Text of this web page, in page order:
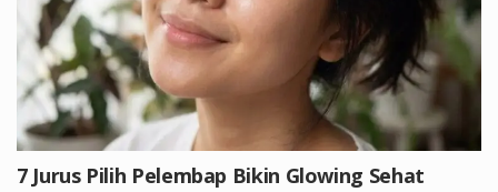
7 Jurus Pilih Pelembap Bikin Glowing Sehat